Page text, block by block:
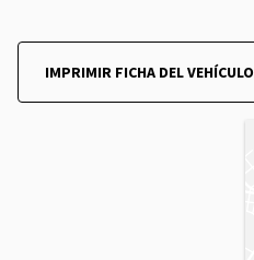
IMPRIMIR FICHA DEL VEHÍCULO